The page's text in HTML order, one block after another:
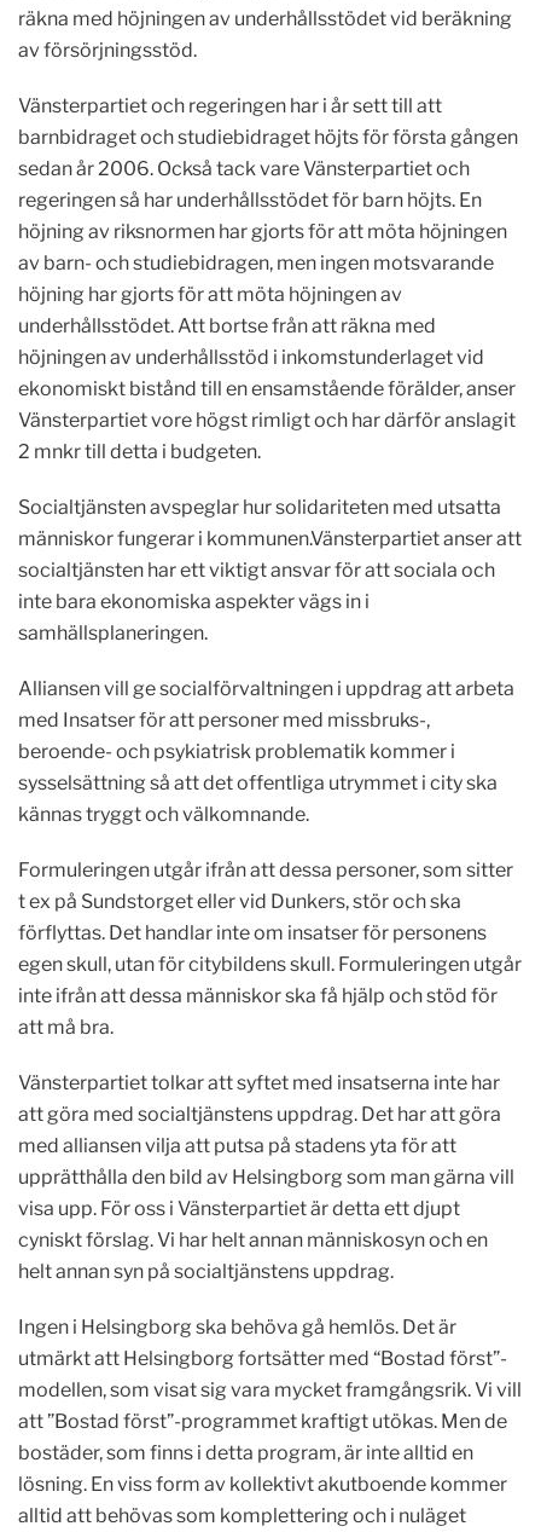
räkna med höjningen av underhållsstödet vid beräkning
av försörjningsstöd.
Vänsterpartiet och regeringen har i år sett till att
barnbidraget och studiebidraget höjts för första gången
sedan år 2006. Också tack vare Vänsterpartiet och
regeringen så har underhållsstödet för barn höjts. En
höjning av riksnormen har gjorts för att möta höjningen
av barn- och studiebidragen, men ingen motsvarande
höjning har gjorts för att möta höjningen av
underhållsstödet. Att bortse från att räkna med
höjningen av underhållsstöd i inkomstunderlaget vid
ekonomiskt bistånd till en ensamstående förälder, anser
Vänsterpartiet vore högst rimligt och har därför anslagit
2 mnkr till detta i budgeten.
Socialtjänsten avspeglar hur solidariteten med utsatta
människor fungerar i kommunen.Vänsterpartiet anser att
socialtjänsten har ett viktigt ansvar för att sociala och
inte bara ekonomiska aspekter vägs in i
samhällsplaneringen.
Alliansen vill ge socialförvaltningen i uppdrag att arbeta
med Insatser för att personer med missbruks-,
beroende- och psykiatrisk problematik kommer i
sysselsättning så att det offentliga utrymmet i city ska
kännas tryggt och välkomnande.
Formuleringen utgår ifrån att dessa personer, som sitter
t ex på Sundstorget eller vid Dunkers, stör och ska
förflyttas. Det handlar inte om insatser för personens
egen skull, utan för citybildens skull. Formuleringen utgår
inte ifrån att dessa människor ska få hjälp och stöd för
att må bra.
Vänsterpartiet tolkar att syftet med insatserna inte har
att göra med socialtjänstens uppdrag. Det har att göra
med alliansen vilja att putsa på stadens yta för att
upprätthålla den bild av Helsingborg som man gärna vill
visa upp. För oss i Vänsterpartiet är detta ett djupt
cyniskt förslag. Vi har helt annan människosyn och en
helt annan syn på socialtjänstens uppdrag.
Ingen i Helsingborg ska behöva gå hemlös. Det är
utmärkt att Helsingborg fortsätter med “Bostad först”-
modellen, som visat sig vara mycket framgångsrik. Vi vill
att ”Bostad först”-programmet kraftigt utökas. Men de
bostäder, som finns i detta program, är inte alltid en
lösning. En viss form av kollektivt akutboende kommer
alltid att behövas som komplettering och i nuläget